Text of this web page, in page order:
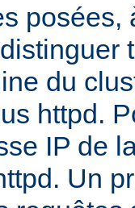
posées,
du
httpd.
IP de
Un